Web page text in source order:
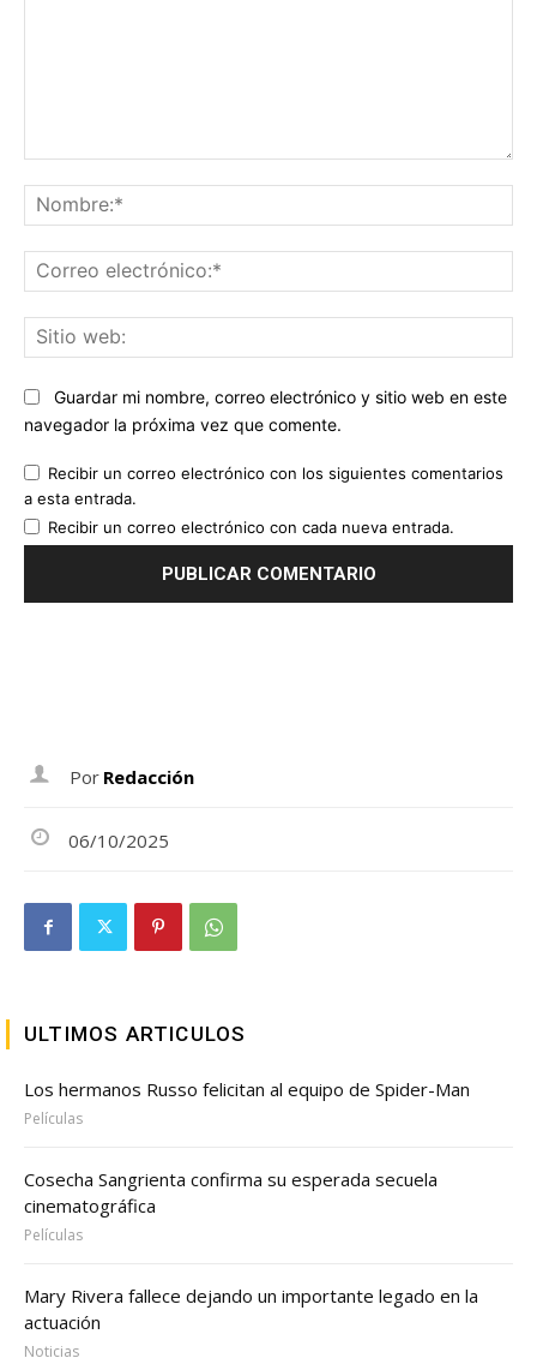
Guardar mi nombre, correo electrónico y sitio web en este
navegador la próxima vez que comente.
Recibir un correo electrónico con los siguientes comentarios
a esta entrada.
Recibir un correo electrónico con cada nueva entrada.
Por Redacción
06/10/2025
ULTIMOS ARTICULOS
Los hermanos Russo felicitan al equipo de Spider-Man
Películas
Cosecha Sangrienta confirma su esperada secuela
cinematográfica
Películas
Mary Rivera fallece dejando un importante legado en la
actuación
Noticias